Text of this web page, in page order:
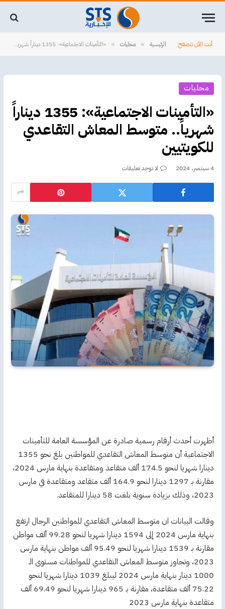
أنت الآن تتصفح: الرئيسية » محليات » «التأمينات الاجتماعية»: 1355 ديناراً شهرياً.. متوسط المعاش التقاعدي للكويتيين
محليات
«التأمينات الاجتماعية»: 1355 ديناراً
شهرياً.. متوسط المعاش التقاعدي
للكويتيين
4 سبتمبر، 2024 لا توجد تعليقات
أظهرت أحدث أرقام رسمية صادرة عن المؤسسة العامة للتأمينات
الاجتماعية أن متوسط المعاش التقاعدي للمواطنين بلغ نحو 1355
دينارا شهريا لنحو 174.5 ألف متقاعد ومتقاعدة بنهاية مارس 2024،
مقارنة بـ 1297 دينارا لنحو 164.9 ألف متقاعد ومتقاعدة في مارس
2023، وذلك بزيادة سنوية بلغت 58 دينارا للمتقاعد.
وقالت البيانات ان متوسط المعاش التقاعدي للمواطنين الرجال ارتفع
بنهاية مارس 2024 إلى 1594 دينارا شهريا لنحو 99.28 ألف مواطن
مقارنة بـ 1539 دينارا شهريا لنحو 95.49 ألف مواطن بنهاية مارس
2023، وتجاوز متوسط المعاش التقاعدي للمواطنات مستوى الـ
1000 دينار بنهاية مارس 2024 ليبلغ 1039 دينارا شهريا لنحو
75.22 ألف متقاعدة، مقارنة بـ 965 دينارا شهريا لنحو 69.49 ألف
متقاعدة بنهاية مارس 2023